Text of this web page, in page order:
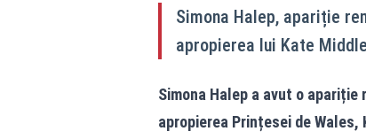
Simona Halep, apariție
apropierea lui Kate
Simona Halep a avut o
apropierea Prințesei de